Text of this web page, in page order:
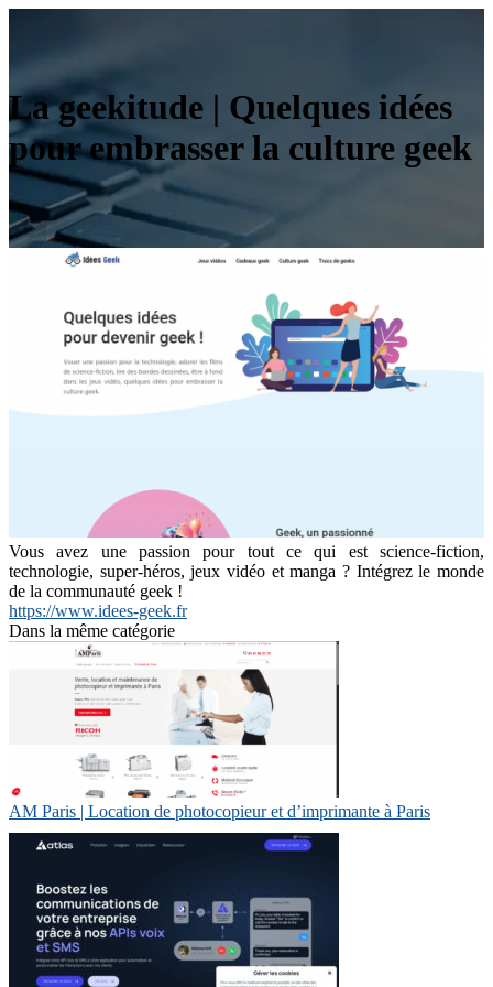
La geekitude | Quelques idées
pour embrasser la culture geek
Vous avez une passion pour tout ce qui est science-fiction,
technologie, super-héros, jeux vidéo et manga ? Intégrez le monde
de la communauté geek !
https://www.idees-geek.fr
Dans la même catégorie
AM Paris | Location de photocopieur et d’imprimante à Paris